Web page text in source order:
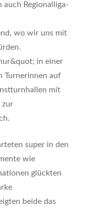
Regionalliga-
wo wir uns mit
in einer
Turnerinnen auf
mit
zur
super in den
wie
glückten
beide das